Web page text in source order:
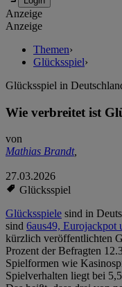
Anzeige
Anzeige
Themen›
Glücksspiel›
Glücksspiel in
Wie verbreitet ist
von
Mathias Brandt,
27.03.2026
Glücksspiel
Glücksspiele sind in
sind 6aus49, Eurojackpot
kürzlich veröffentlichten
Prozent der Befragten
Spielformen wie
Spielverhalten liegt bei